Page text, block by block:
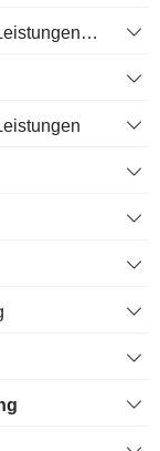
Forderungen aus Lieferungen und Leistungen, Gesamt